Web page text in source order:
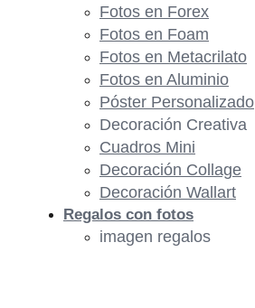
Fotos en Forex
Fotos en Foam
Fotos en Metacrilato
Fotos en Aluminio
Póster Personalizado
Decoración Creativa
Cuadros Mini
Decoración Collage
Decoración Wallart
Regalos con fotos
imagen regalos